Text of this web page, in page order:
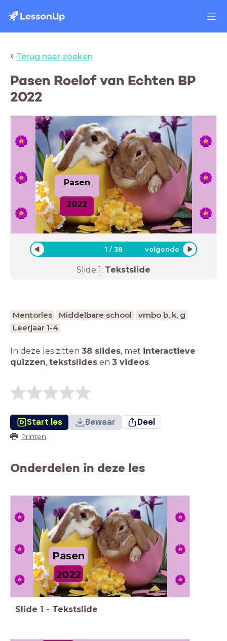
‹ Terug naar zoeken
Pasen Roelof van Echten BP
2022
Pasen
2022
1 /38 volgende
Slide 1: Tekstslide
Mentorles Middelbare school
vmbo b, k, g
Leerjaar 1-4
In deze les zitten 38 slides, met interactieve
quizzen, tekstslides en 3 videos.
Start les Bewaar Deel
Printen
Onderdelen in deze les
Pasen
2022
Slide 1 - Tekstslide